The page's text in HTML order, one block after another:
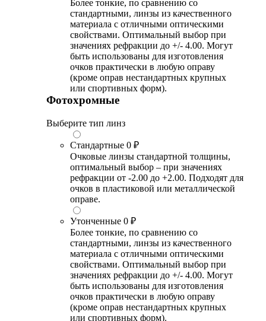
Более тонкие, по сравнению со
стандартными, линзы из качественного
материала с отличными оптическими
свойствами. Оптимальный выбор при
значениях рефракции до +/- 4.00. Могут
быть использованы для изготовления
очков практически в любую оправу
(кроме оправ нестандартных крупных
или спортивных форм).
Фотохромные
Выберите тип линз
Стандартные 0 ₽
Очковые линзы стандартной толщины,
оптимальный выбор – при значениях
рефракции от -2.00 до +2.00. Подходят для
очков в пластиковой или металлической
оправе.
Утонченные 0 ₽
Более тонкие, по сравнению со
стандартными, линзы из качественного
материала с отличными оптическими
свойствами. Оптимальный выбор при
значениях рефракции до +/- 4.00. Могут
быть использованы для изготовления
очков практически в любую оправу
(кроме оправ нестандартных крупных
или спортивных форм).